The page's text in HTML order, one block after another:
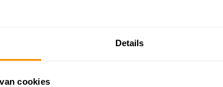
Details
cookies